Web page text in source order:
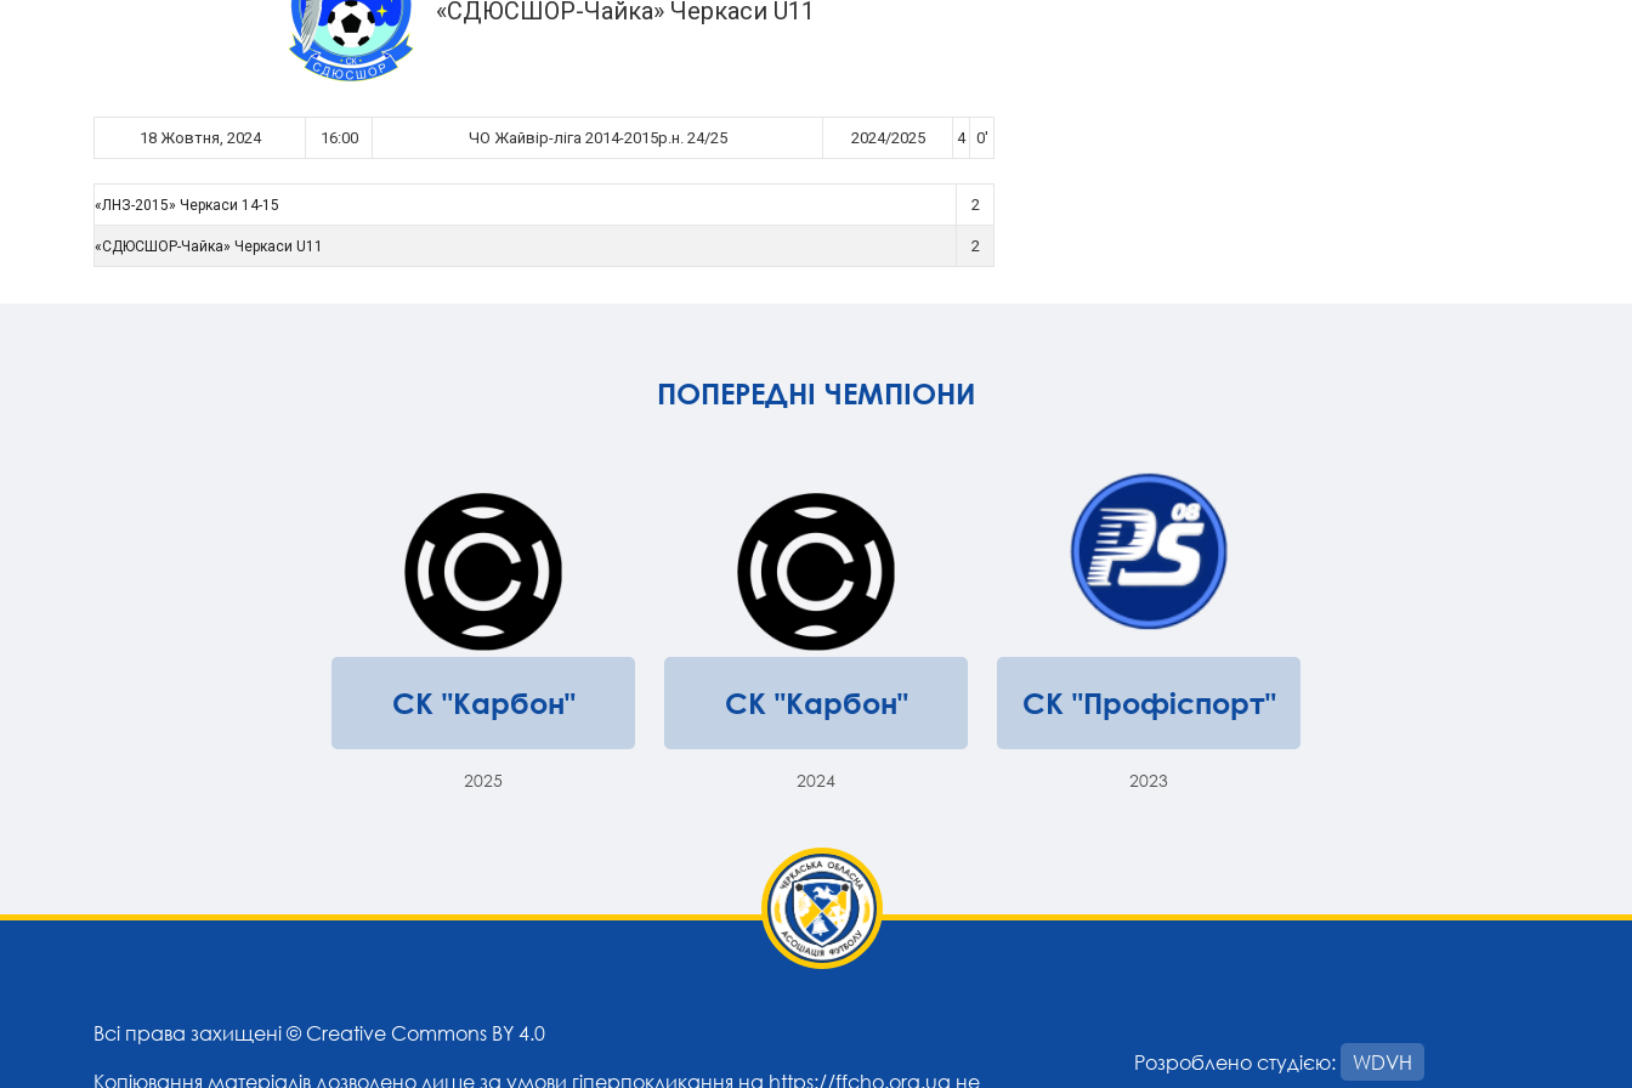
«СДЮСШОР-Чайка» Черкаси U11
18 Жовтня, 2024 16:00 ЧО Жайвір-ліга 2014-2015р.н. 24/25 2024/2025 4 0'
«ЛНЗ-2015» Черкаси 14-15 2
«СДЮСШОР-Чайка» Черкаси U11 2
ПОПЕРЕДНІ ЧЕМПІОНИ
СК "Карбон"
2025
СК "Карбон"
2024
СК "Профіспорт"
2023
Всі права захищені © Creative Commons BY 4.0
Копіювання матеріалів дозволено лише за умови гіперпокликання на https://ffcho.org.ua не
Розроблено студією: WDVH